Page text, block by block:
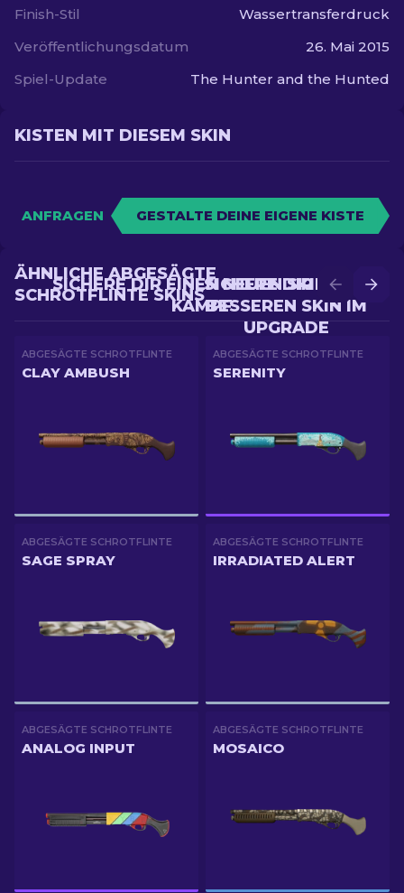
Finish-Stil
Wassertransferdruck
Veröffentlichungsdatum
26. Mai 2015
Spiel-Update
The Hunter and the Hunted
KISTEN MIT DIESEM SKIN
ANFRAGEN GESTALTE DEINE EIGENE KISTE
SICHERE DIR EINEN
BESSEREN SKIN IM
UPGRADE
SICHERE DIR EINEN NEUEN SKIN IM
KAMPF
ÄHNLICHE ABGESÄGTE
SCHROTFLINTE SKINS
ABGESÄGTE SCHROTFLINTE
CLAY AMBUSH
ABGESÄGTE SCHROTFLINTE
SERENITY
ABGESÄGTE SCHROTFLINTE
SAGE SPRAY
ABGESÄGTE SCHROTFLINTE
IRRADIATED ALERT
ABGESÄGTE SCHROTFLINTE
ANALOG INPUT
ABGESÄGTE SCHROTFLINTE
MOSAICO